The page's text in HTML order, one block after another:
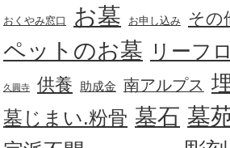
おくやみ窓口 お墓 お申し込み その
ペットのお墓 リーフ
久圓寺 供養 助成金 南アルプス
墓じまい.粉骨 墓石 墓